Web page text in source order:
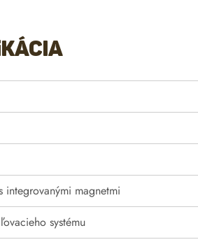
integrovanými magnetmi
systému